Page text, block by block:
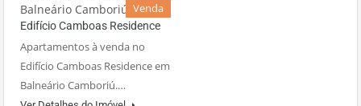
Venda
Edifício Camboas Residence
Apartamentos à venda no
Edifício Camboas Residence em
Balneário Camboriú.…